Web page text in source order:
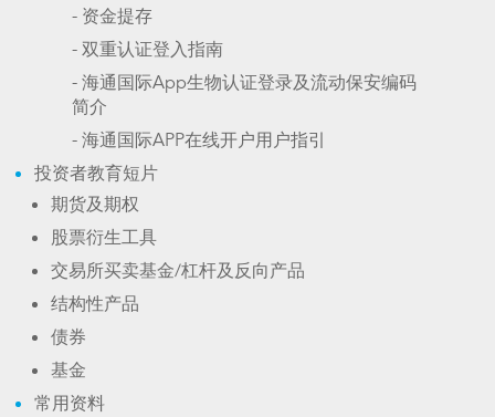
- 资金提存
- 双重认证登入指南
- 海通国际App生物认证登录及流动保安编码
简介
- 海通国际APP在线开户用户指引
投资者教育短片
期货及期权
股票衍生工具
交易所买卖基金/杠杆及反向产品
结构性产品
债券
基金
常用资料